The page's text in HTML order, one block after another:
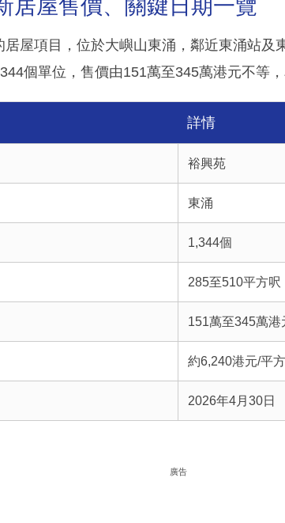
居屋售價、關鍵日期一覽
屋項目，位於大嶼山東涌，鄰近東涌站及
個單位，售價由151萬至345萬港元不等
詳情
裕興苑
東涌
1,344個
285至510平方呎
151萬至345萬港
約6,240港元/平
2026年4月30日
廣告